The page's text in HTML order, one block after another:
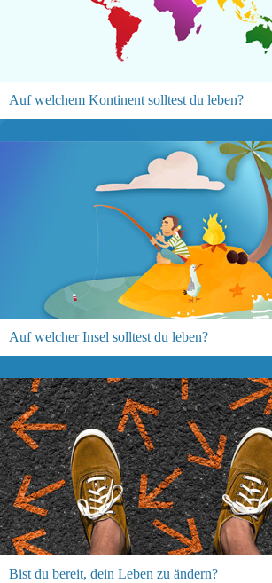
Auf welchem Kontinent solltest du leben?
Auf welcher Insel solltest du leben?
Bist du bereit, dein Leben zu ändern?